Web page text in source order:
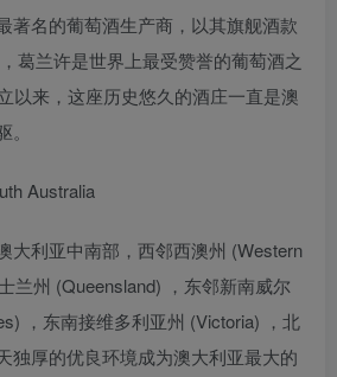
著名的葡萄酒生产商，以其旗舰酒款
葛兰许是世界上最受赞誉的葡萄酒之
以来，这座历史悠久的酒庄一直是澳
Australia
大利亚中南部，西邻西澳州 (Western
兰州 (Queensland) ，东邻新南威尔
，东南接维多利亚州 (Victoria) ，北
独厚的优良环境成为澳大利亚最大的